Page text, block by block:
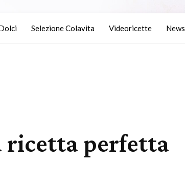
Selezione Colavita Videoricette News
ricetta perfetta